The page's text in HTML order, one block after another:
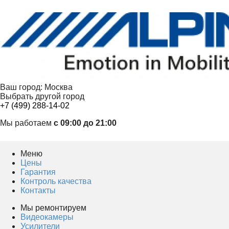
Ваш город: Москва
Выбрать другой город
+7 (499) 288-14-02
Мы работаем с 09:00 до 21:00
Меню
Цены
Гарантия
Контроль качества
Контакты
Мы ремонтируем
Видеокамеры
Усилители